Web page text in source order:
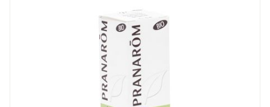
Température ambiante (15°C -
25°C)